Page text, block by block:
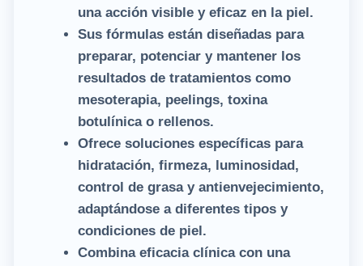
una acción visible y eficaz en la piel.
Sus fórmulas están diseñadas para
preparar, potenciar y mantener los
resultados de tratamientos como
mesoterapia, peelings, toxina
botulínica o rellenos.
Ofrece soluciones específicas para
hidratación, firmeza, luminosidad,
control de grasa y antienvejecimiento,
adaptándose a diferentes tipos y
condiciones de piel.
Combina eficacia clínica con una